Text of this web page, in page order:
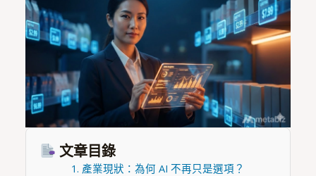
文章目錄
1. 產業現狀：為何 AI 不再只是選項？